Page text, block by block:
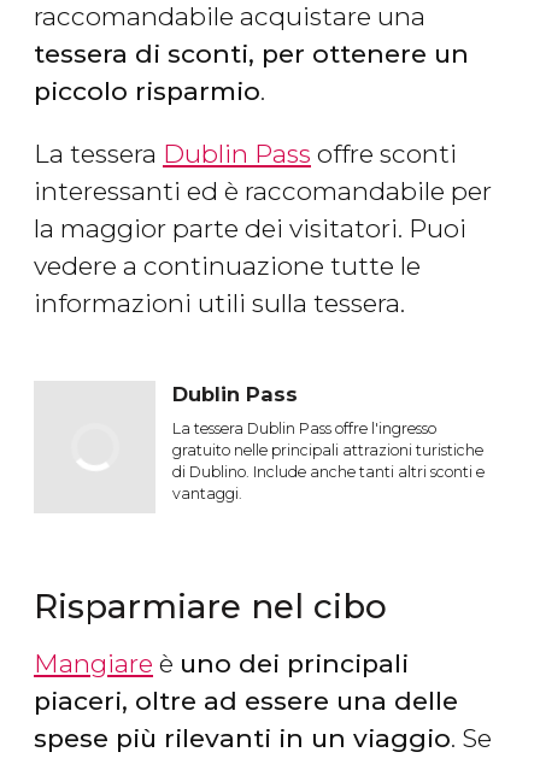
raccomandabile acquistare una
tessera di sconti, per ottenere un
piccolo risparmio.
La tessera Dublin Pass offre sconti
interessanti ed è raccomandabile per
la maggior parte dei visitatori. Puoi
vedere a continuazione tutte le
informazioni utili sulla tessera.
Dublin Pass
La tessera Dublin Pass offre l'ingresso
gratuito nelle principali attrazioni turistiche
di Dublino. Include anche tanti altri sconti e
vantaggi.
Risparmiare nel cibo
Mangiare è uno dei principali
piaceri, oltre ad essere una delle
spese più rilevanti in un viaggio. Se